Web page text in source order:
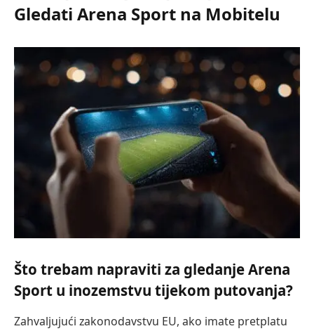
Gledati Arena Sport na Mobitelu
Što trebam napraviti za gledanje Arena
Sport u inozemstvu tijekom putovanja?
Zahvaljujući zakonodavstvu EU, ako imate pretplatu